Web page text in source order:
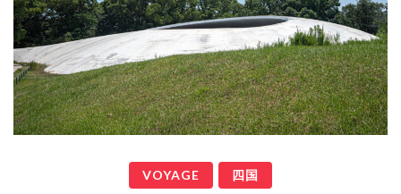
VOYAGE 四国